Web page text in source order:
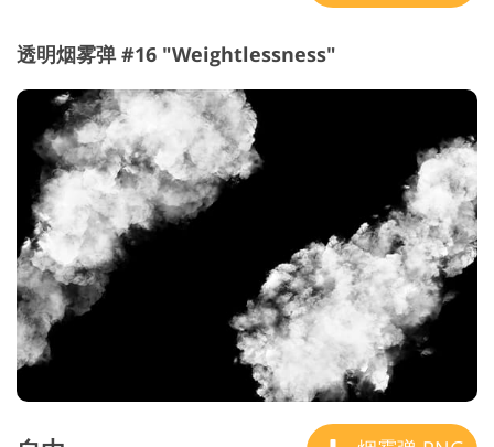
透明烟雾弹 #16 "Weightlessness"